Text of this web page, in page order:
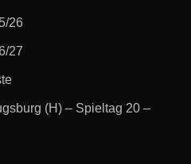
26
27
(H) – Spieltag 20 –